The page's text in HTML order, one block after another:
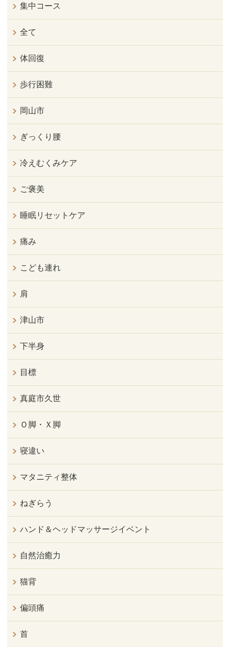
集中コース
全て
体回復
歩行困難
岡山市
ぎっくり腰
冷えむくみケア
ご褒美
睡眠リセットケア
痛み
こども連れ
肩
津山市
下半身
目標
真庭市久世
Ｏ脚・Ｘ脚
寝違い
マタニティ整体
ねぎらう
ハンド＆ヘッドマッサージイベント
自然治癒力
猫背
偏頭痛
首